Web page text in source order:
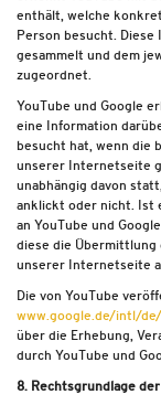
enthält, welche
Person besucht. Diese
gesammelt und dem
zugeordnet.
YouTube und Google
eine Information
besucht hat, wenn die
unserer Internetseite
unabhängig davon
anklickt oder nicht. Ist
an YouTube und
diese die Übermittlung
unserer Internetseite
Die von YouTube
www.google.de/intl/
über die Erhebung,
durch YouTube und
8. Rechtsgrundlage